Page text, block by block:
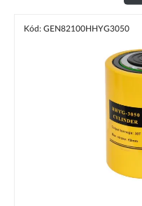
Kód: GEN82100HHYG3050